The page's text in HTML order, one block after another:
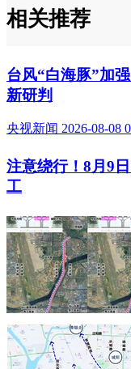
相关推荐
台风“白海豚”加
新研判
央视新闻 2026-08-08
注意绕行！8月9
工